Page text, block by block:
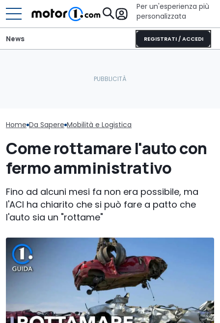
Per un'esperienza più
personalizzata
REGISTRATI / ACCEDI
News
Home Da Sapere Mobilità e Logistica
Come rottamare l'auto con
fermo amministrativo
Fino ad alcuni mesi fa non era possibile, ma
l'ACI ha chiarito che si può fare a patto che
l'auto sia un "rottame"